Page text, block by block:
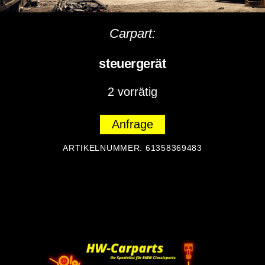
Carpart:
steuergerät
2 vorrätig
Anfrage
ARTIKELNUMMER: 61358369483